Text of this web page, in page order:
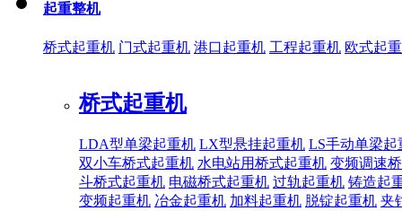
起重整机
桥式起重机 门式起重机 港口起重机 工程起重机 欧式起
桥式起重机
LDA型单梁起重机 LX型悬挂起重机 LS手动单梁起
双小车桥式起重机 水电站用桥式起重机 变频调速
斗桥式起重机 电磁桥式起重机 过轨起重机 铸造起
变频起重机 冶金起重机 加料起重机 脱锭起重机 夹